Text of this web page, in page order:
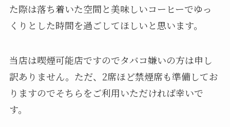
た際は落ち着いた空間と美味しいコーヒーでゆっ
くりとした時間を過ごしてほしいと思います。
当店は喫煙可能店ですのでタバコ嫌いの方は申し
訳ありません。ただ、2席ほど禁煙席も準備してお
りますのでそちらをご利用いただければ幸いで
す。